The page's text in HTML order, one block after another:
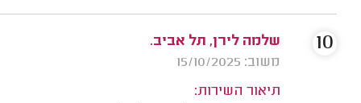
שלמה לירן, תל אביב.
משוב: 15/10/2025
תיאור השירות:
10